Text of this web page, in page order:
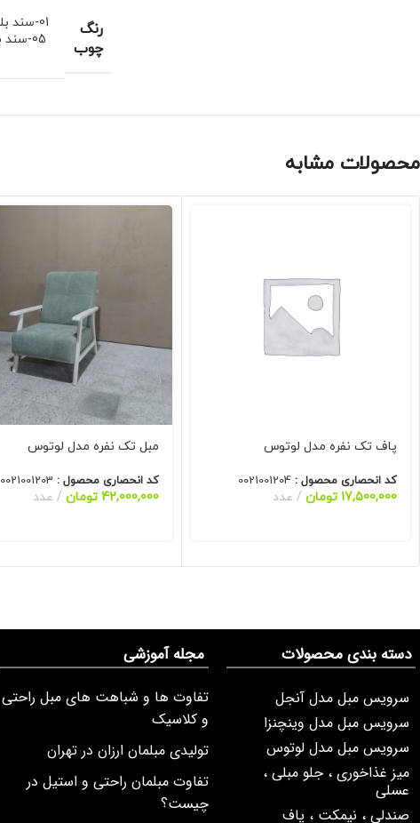
رنگ
چوب
01-سند بلاست وایت واش
05-سند بلاست خودرنگ
محصولات مشابه
پاف تک نفره مدل لوتوس
کد انحصاری محصول : 0021001204
17,500,000 تومان عدد
مبل تک نفره مدل لوتوس
کد انحصاری محصول : 0021001203
42,000,000 تومان عدد
دسته بندی محصولات
سرویس مبل مدل آنجل
سرویس مبل مدل وینچنزا
سرویس مبل مدل لوتوس
میز غذاخوری ، جلو مبلی ،
عسلی
صندلی ، نیمکت ، پاف
مجله آموزشی
تفاوت ها و شباهت های مبل راحتی
و کلاسیک
تولیدی مبلمان ارزان در تهران
تفاوت مبلمان راحتی و استیل در
چیست؟